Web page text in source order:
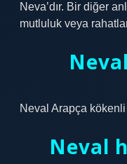
Neva’dır. Bir diğer
mutluluk veya
Neval Arapça
Neval